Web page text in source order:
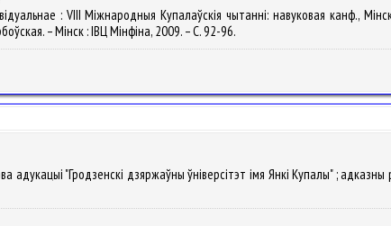
: VIII Міжнародныя Купалаўскія чытанні: навуковая канф.,
– Мінск : ІВЦ Мінфіна, 2009. – С. 92-96.
адукацыі "Гродзенскі дзяржаўны ўніверсітэт імя Янкі Купалы" ;